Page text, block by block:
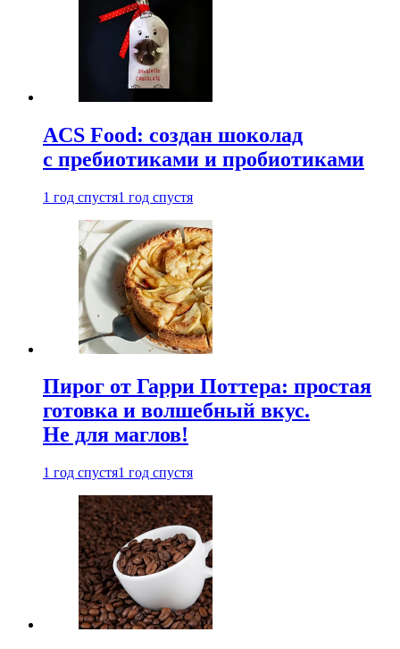
ACS Food: создан шоколад
с пребиотиками и пробиотиками
1 год спустя1 год спустя
Пирог от Гарри Поттера: простая
готовка и волшебный вкус.
Не для маглов!
1 год спустя1 год спустя